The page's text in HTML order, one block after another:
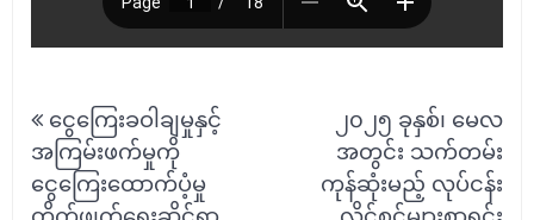
Post
navigation
ငွေကြေးခဝါချမှုနှင့်
အကြမ်းဖက်မှုကို
ငွေကြေးထောက်ပံ့မှု
၂၀၂၅ ခုနှစ်၊ မေလ
အတွင်း သက်တမ်း
ကုန်ဆုံးမည့် လုပ်ငန်း